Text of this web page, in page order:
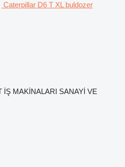
Caterpillar D6 T XL buldozer
İŞ MAKİNALARI SANAYİ VE